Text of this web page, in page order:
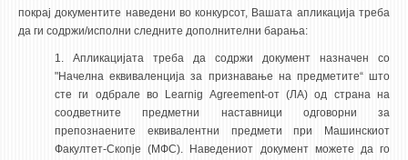
покрај документите наведени во конкурсот, Вашата апликација треба
да ги содржи/исполни следните дополнителни барања:
1. Апликацијата треба да содржи документ назначен со
"Начелна еквиваленција за признавање на предметите“ што
сте ги одбрале во Learnig Agreement-от (ЛА) од страна на
соодветните предметни наставници одговорни за
препознаените еквивалентни предмети при Машинскиот
Факултет-Скопје (МФС). Наведениот документ можете да го